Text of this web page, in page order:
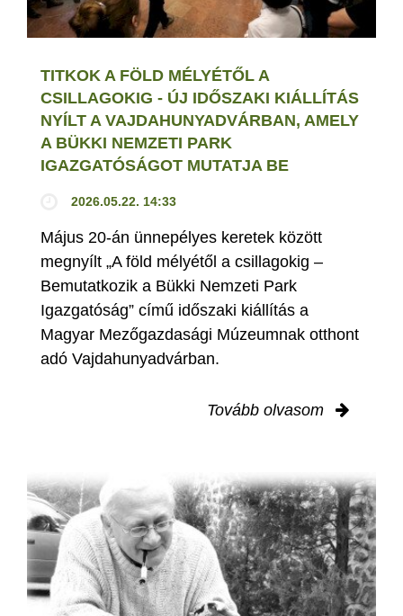
TITKOK A FÖLD MÉLYÉTŐL A
CSILLAGOKIG - ÚJ IDŐSZAKI KIÁLLÍTÁS
NYÍLT A VAJDAHUNYADVÁRBAN, AMELY
A BÜKKI NEMZETI PARK
IGAZGATÓSÁGOT MUTATJA BE
2026.05.22. 14:33
Május 20-án ünnepélyes keretek között
megnyílt „A föld mélyétől a csillagokig –
Bemutatkozik a Bükki Nemzeti Park
Igazgatóság” című időszaki kiállítás a
Magyar Mezőgazdasági Múzeumnak otthont
adó Vajdahunyadvárban.
Tovább olvasom